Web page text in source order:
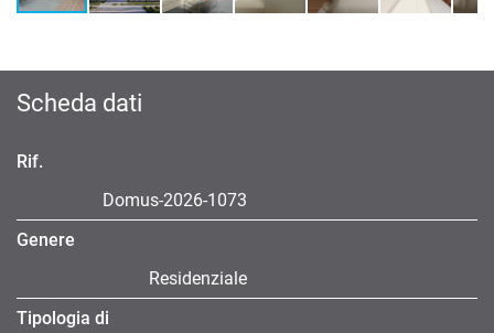
Scheda dati
Rif.
Domus-2026-1073
Genere
Residenziale
Tipologia di